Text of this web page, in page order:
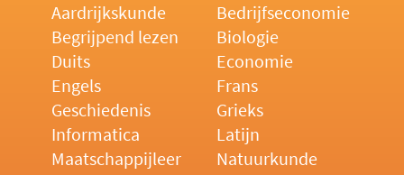
Aardrijkskunde
Bedrijfseconomie
Begrijpend lezen
Biologie
Duits
Economie
Engels
Frans
Geschiedenis
Grieks
Informatica
Latijn
Maatschappijleer
Natuurkunde